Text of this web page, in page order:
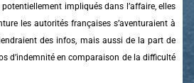
impliqués dans l’affaire, elles
les autorités françaises s’aventuraient à
des infos, mais aussi de la part de
d’indemnité en comparaison de la difficulté